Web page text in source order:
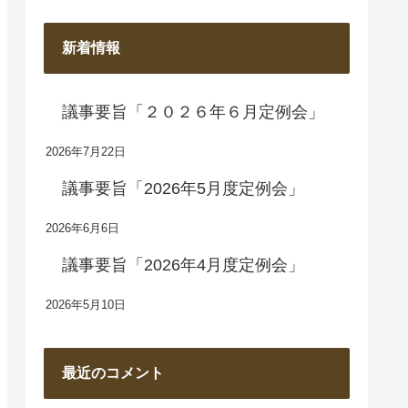
新着情報
議事要旨「２０２６年６月定例会」
2026年7月22日
議事要旨「2026年5月度定例会」
2026年6月6日
議事要旨「2026年4月度定例会」
2026年5月10日
最近のコメント